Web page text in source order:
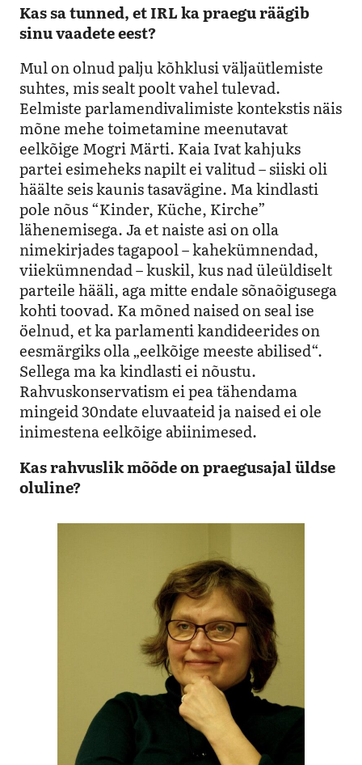
Kas sa tunned, et IRL ka praegu räägib
sinu vaadete eest?
Mul on olnud palju kõhklusi väljaütlemiste
suhtes, mis sealt poolt vahel tulevad.
Eelmiste parlamendivalimiste kontekstis näis
mõne mehe toimetamine meenutavat
eelkõige Mogri Märti. Kaia Ivat kahjuks
partei esimeheks napilt ei valitud – siiski oli
häälte seis kaunis tasavägine. Ma kindlasti
pole nõus “Kinder, Küche, Kirche”
lähenemisega. Ja et naiste asi on olla
nimekirjades tagapool – kahekümnendad,
viiekümnendad – kuskil, kus nad üleüldiselt
parteile hääli, aga mitte endale sõnaõigusega
kohti toovad. Ka mõned naised on seal ise
öelnud, et ka parlamenti kandideerides on
eesmärgiks olla „eelkõige meeste abilised“.
Sellega ma ka kindlasti ei nõustu.
Rahvuskonservatism ei pea tähendama
mingeid 30ndate eluvaateid ja naised ei ole
inimestena eelkõige abiinimesed.
Kas rahvuslik mõõde on praegusajal üldse
oluline?